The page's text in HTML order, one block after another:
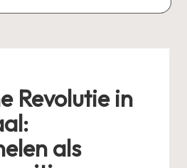
Revolutie in
als